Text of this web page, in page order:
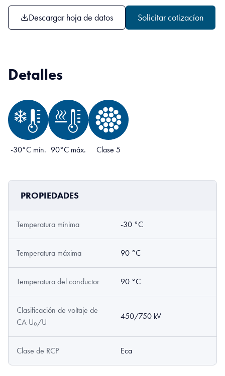
Descargar hoja de datos Solicitar cotizacíon
Detalles
-30°C mín. 90°C máx. Clase 5
PROPIEDADES
Temperatura mínima -30 °C
Temperatura máxima 90 °C
Temperatura del conductor 90 °C
Clasificación de voltaje de
CA U₀/U
450/750 kV
Clase de RCP Eca